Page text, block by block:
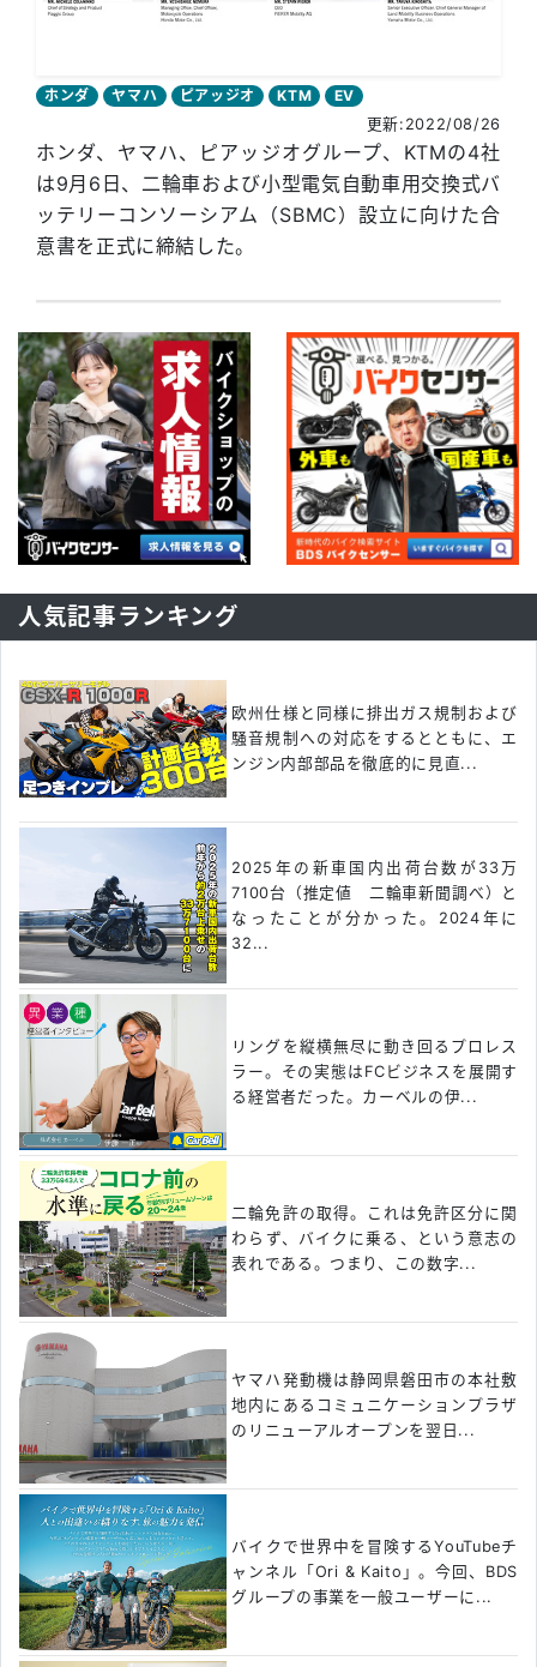
ホンダ ヤマハ ピアッジオ KTM
EV
更新:2022/08/26
ホンダ、ヤマハ、ピアッジオグループ、KTMの4社
は9月6日、二輪車および小型電気自動車用交換式バ
ッテリーコンソーシアム（SBMC）設立に向けた合
意書を正式に締結した。
人気記事ランキング
欧州仕様と同様に排出ガス規制および
騒音規制への対応をするとともに、エ
ンジン内部部品を徹底的に見直...
2025年の新車国内出荷台数が33万
7100台（推定値 二輪車新聞調べ）と
なったことが分かった。2024年に
32...
リングを縦横無尽に動き回るプロレス
ラー。その実態はFCビジネスを展開す
る経営者だった。カーベルの伊...
二輪免許の取得。これは免許区分に関
わらず、バイクに乗る、という意志の
表れである。つまり、この数字...
ヤマハ発動機は静岡県磐田市の本社敷
地内にあるコミュニケーションプラザ
のリニューアルオープンを翌日...
バイクで世界中を冒険するYouTubeチ
ャンネル「Ori & Kaito」。今回、BDS
グループの事業を一般ユーザーに...